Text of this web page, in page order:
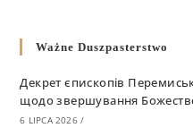
Ważne Duszpasterstwo
Декрет єпископів
щодо звершування
6 LIPCA 2026 /